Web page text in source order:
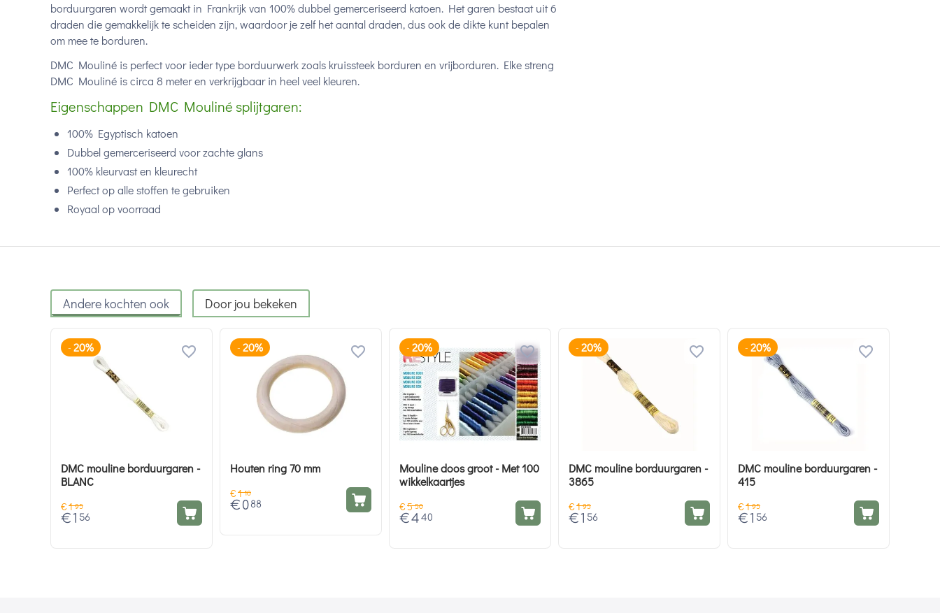
borduurgaren wordt gemaakt in Frankrijk van 100% dubbel gemerceriseerd katoen. Het garen bestaat uit 6
draden die gemakkelijk te scheiden zijn, waardoor je zelf het aantal draden, dus ook de dikte kunt bepalen
om mee te borduren.
DMC Mouliné is perfect voor ieder type borduurwerk zoals kruissteek borduren en vrijborduren. Elke streng
DMC Mouliné is circa 8 meter en verkrijgbaar in heel veel kleuren.
Eigenschappen DMC Mouliné splijtgaren:
100% Egyptisch katoen
Dubbel gemerceriseerd voor zachte glans
100% kleurvast en kleurecht
Perfect op alle stoffen te gebruiken
Royaal op voorraad
Andere kochten ook Door jou bekeken
- 20%
DMC mouline borduurgaren -
BLANC
€1 95
€1 56
- 20%
Houten ring 70 mm
€1 10
€ 0 88
- 20%
Mouline doos groot - Met 100
wikkelkaartjes
€5 50
€4 40
- 20%
DMC mouline borduurgaren -
3865
€1 95
€1 56
- 20%
DMC mouline borduurgaren -
415
€1 95
€1 56